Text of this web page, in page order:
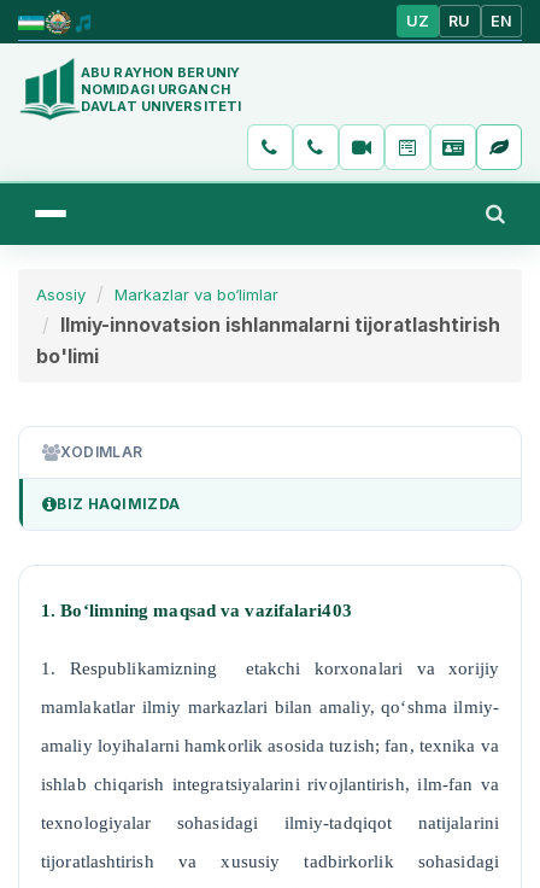
UZ RU EN
ABU RAYHON BERUNIY
NOMIDAGI URGANCH
DAVLAT UNIVERSITETI
Asosiy Markazlar va bo‘limlar
Ilmiy-innovatsion ishlanmalarni tijoratlashtirish
bo'limi
XODIMLAR
BIZ HAQIMIZDA
1. Bo‘limning maqsad va vazifalari403
1. Respublikamizning etakchi korxonalari va xorijiy
mamlakatlar ilmiy markazlari bilan amaliy, qo‘shma ilmiy-
amaliy loyihalarni hamkorlik asosida tuzish; fan, texnika va
ishlab chiqarish integratsiyalarini rivojlantirish, ilm-fan va
texnologiyalar sohasidagi ilmiy-tadqiqot natijalarini
tijoratlashtirish va xususiy tadbirkorlik sohasidagi